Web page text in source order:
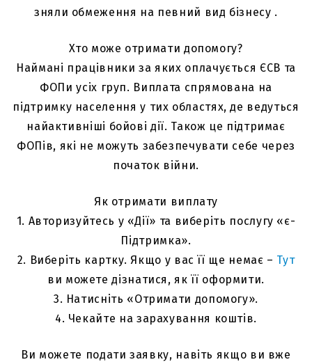
зняли обмеження на певний вид бізнесу .
Хто може отримати допомогу?
Наймані працівники за яких оплачується ЄСВ та
ФОПи усіх груп. Виплата спрямована на
підтримку населення у тих областях, де ведуться
найактивніші бойові дії. Також це підтримає
ФОПів, які не можуть забезпечувати себе через
початок війни.
Як отримати виплату
1. Авторизуйтесь у «Дії» та виберіть послугу «є-
Підтримка».
2. Виберіть картку. Якщо у вас її ще немає – Тут
ви можете дізнатися, як її оформити.
3. Натисніть «Отримати допомогу».
4. Чекайте на зарахування коштів.
Ви можете подати заявку, навіть якщо ви вже